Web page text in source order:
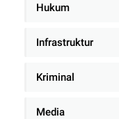
Hukum
Infrastruktur
Kriminal
Media